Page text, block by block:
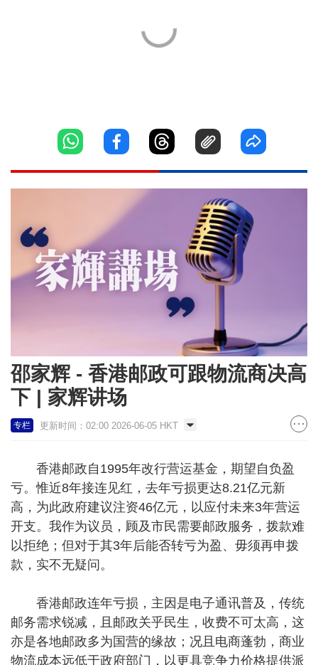
邵家辉 - 香港邮政可跟物流商决高
下 | 家辉讲场
专栏 更新时间：02:00 2026-06-05 HKT
香港邮政自1995年改行营运基金，期望自负盈
亏。惟近8年接连见红，去年亏损更达8.21亿元新
高，为此政府建议注资46亿元，以应付未来3年营运
开支。我作为议员，顾及市民需要邮政服务，拨款难
以拒绝；但对于其3年后能否转亏为盈、毋须再申拨
款，实不无疑问。
香港邮政连年亏损，主因是电子通讯普及，传统
邮务需求锐减，且邮政关乎民生，收费不可太高，这
亦是各地邮政多为国营的缘故；况且电商蓬勃，商业
物流成本远低于政府部门，以更具竞争力价格提供派